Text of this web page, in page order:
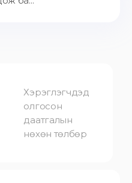
Хэрэглэгчдэд
олгосон
даатгалын
нөхөн төлбөр